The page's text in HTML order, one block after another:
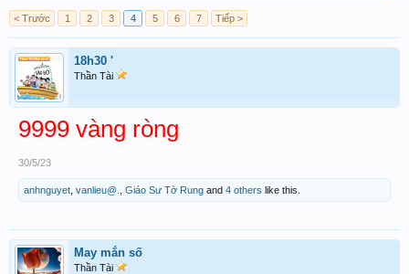
< Trước 1 2 3 4 5 6 7 Tiếp >
18h30 '
Thần Tài
9999 vàng ròng
30/5/23
anhnguyet vanlieu@. Giáo Sư Tờ Rung and 4 others like this.
May mắn số
Thần Tài